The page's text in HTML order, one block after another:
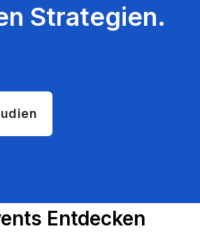
Strategien.
Entdecken